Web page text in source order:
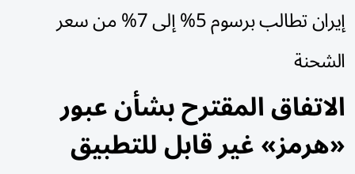
إيران تطالب برسوم 5% إلى 7% من سعر
الشحنة
الاتفاق المقترح بشأن عبور
«هرمز» غير قابل للتطبيق